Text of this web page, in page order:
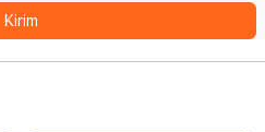
Kirim